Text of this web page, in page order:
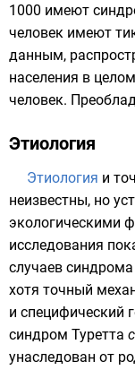
1000 имеют
человек имеют
данным,
населения в
человек.
Этиология
Этиология и
неизвестны, но
экологическими
исследования
случаев
хотя точный
и специфический
синдром Туретта
унаследован от